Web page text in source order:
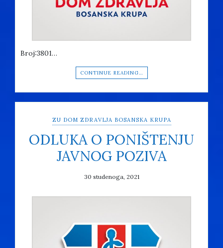
Broj:3801…
CONTINUE READING…
ZU DOM ZDRAVLJA BOSANSKA KRUPA
ODLUKA O PONIŠTENJU
JAVNOG POZIVA
30 studenoga, 2021